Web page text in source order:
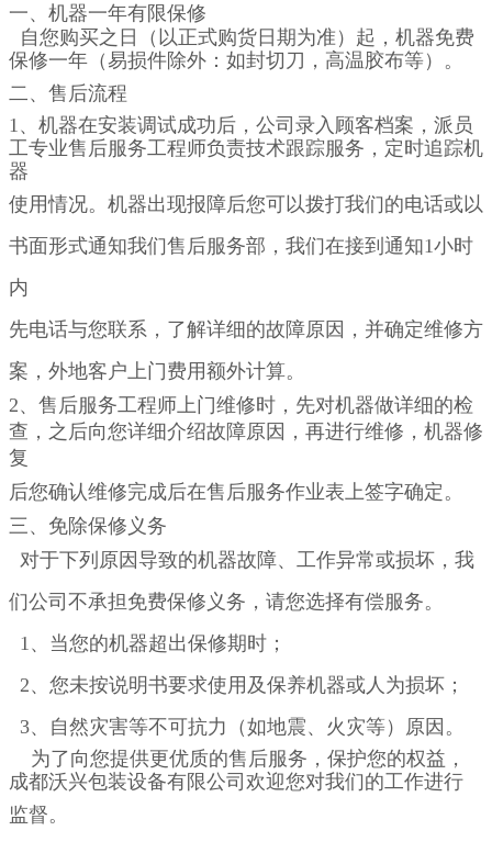
一、机器一年有限保修
自您购买之日（以正式购货日期为准）起，机器免费
保修一年（易损件除外：如封切刀，高温胶布等）。
二 、售后流程
1、机器在安装调试成功后，公司录入顾客档案，派员
工专业售后服务工程师负责技术跟踪服务，定时追踪机
器
使用情况。 机器出现报障后您可以拨打我们的电话或以
书面形式通知我们售后服务部，我们在接到通知1小时
内
先电话与您联系，了解详细的故障原因，并确定维修方
案，外地客户上门费用额外计算。
2、售后服务工程师上门维修时，先对机器做详细的检
查，之后向您详细介绍故障原因，再进行维修，机器修
复
后您确认维修完成后在售后服务作业表上签字确定。
三、 免除保修义务
对于下列原因导致的机器故障、工作异常或损坏，我
们公司不承担免费保修义务，请您选择有偿服务。
1、当您的机器超出保修期时；
2、您未按说明书要求使用及保养机器或人为损坏；
3、自然灾害等不可抗力（如地震、火灾等）原因。
为了向您提供更优质的售后服务，保护您的权益，
成都沃兴包装设备有限公司欢迎您对我们的工作进行
监督。